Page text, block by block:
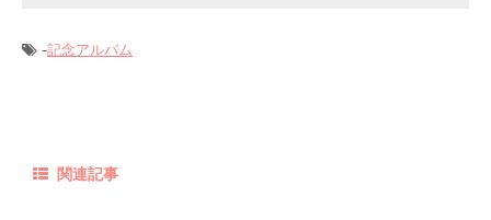
-記念アルバム
関連記事